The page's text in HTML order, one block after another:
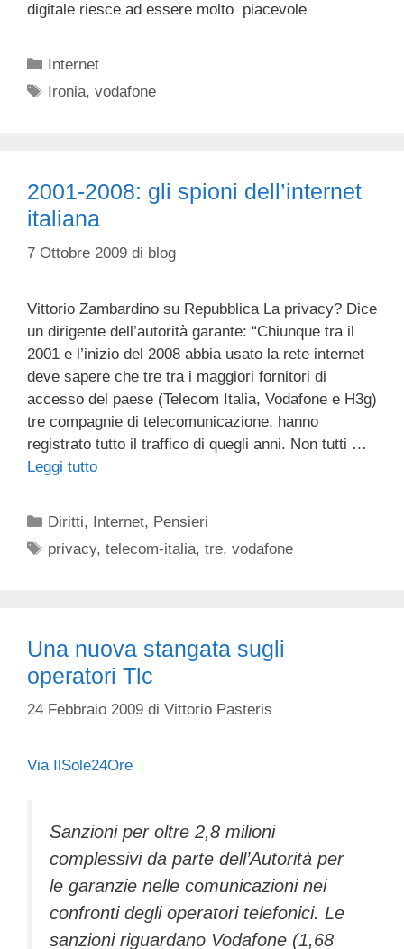
digitale riesce ad essere molto piacevole
Categorie
Internet
Tag
Ironia,vodafone
2001-2008: gli spioni dell’internet
italiana
7 Ottobre 2009 di blog
Vittorio Zambardino su Repubblica La privacy? Dice
un dirigente dell’autorità garante: “Chiunque tra il
2001 e l’inizio del 2008 abbia usato la rete internet
deve sapere che tre tra i maggiori fornitori di
accesso del paese (Telecom Italia, Vodafone e H3g)
tre compagnie di telecomunicazione, hanno
registrato tutto il traffico di quegli anni. Non tutti …
Leggi tutto
Categorie
Diritti, Internet, Pensieri
Tag
privacy,telecom-italia,tre,vodafone
Una nuova stangata sugli
operatori Tlc
24 Febbraio 2009 di Vittorio Pasteris
Via IlSole24Ore
Sanzioni per oltre 2,8 milioni
complessivi da parte dell’Autorità per
le garanzie nelle comunicazioni nei
confronti degli operatori telefonici. Le
sanzioni riguardano Vodafone (1,68